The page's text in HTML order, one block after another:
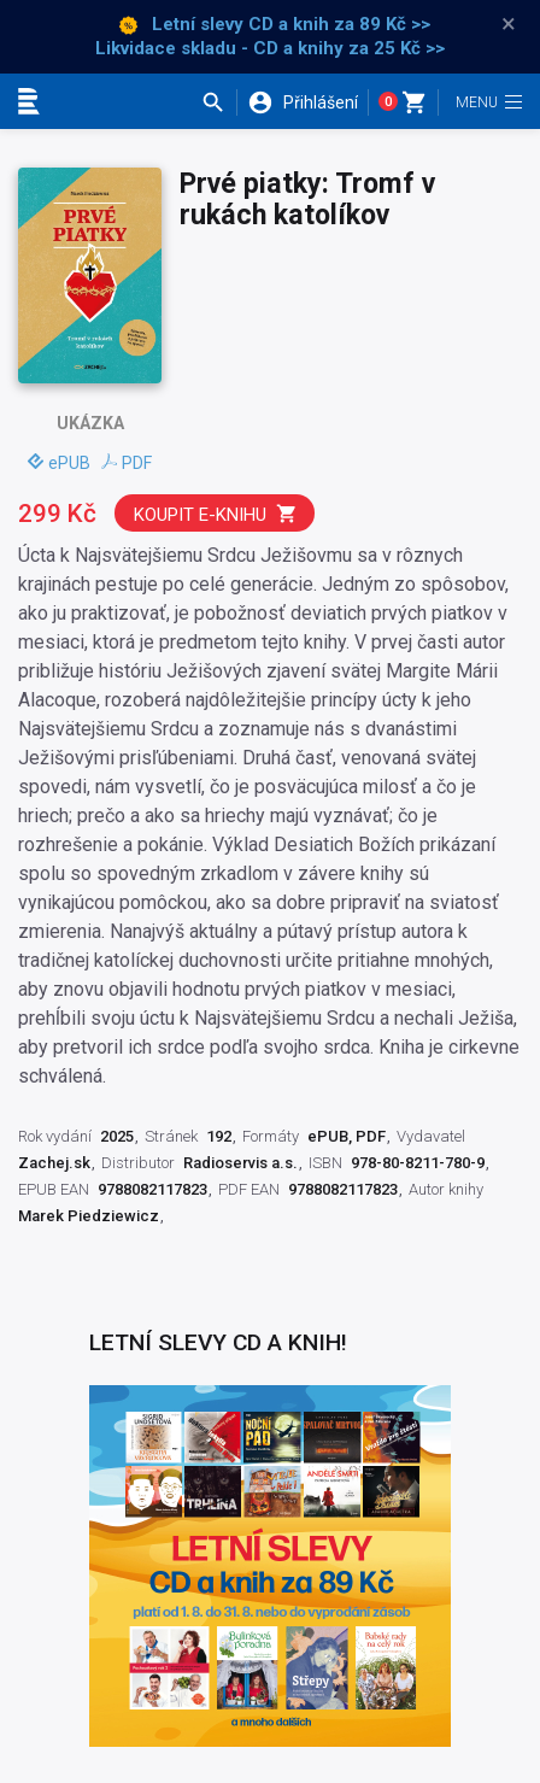
Letní slevy CD a knih za 89 Kč >>
Likvidace skladu - CD a knihy za 25 Kč >>
×
Přihlášení 0
UKÁZKA
ePUB PDF
Prvé piatky: Tromf v
rukách katolíkov
Úcta k Najsvätejšiemu Srdcu Ježišovmu sa v rôznych
krajinách pestuje po celé generácie. Jedným zo spôsobov,
ako ju praktizovať, je pobožnosť deviatich prvých piatkov v
mesiaci, ktorá je predmetom tejto knihy. V prvej časti autor
približuje históriu Ježišových zjavení svätej Margite Márii
Alacoque, rozoberá najdôležitejšie princípy úcty k jeho
Najsvätejšiemu Srdcu a zoznamuje nás s dvanástimi
Ježišovými prisľúbeniami. Druhá časť, venovaná svätej
spovedi, nám vysvetlí, čo je posväcujúca milosť a čo je
hriech; prečo a ako sa hriechy majú vyznávať; čo je
rozhrešenie a pokánie. Výklad Desiatich Božích prikázaní
spolu so spovedným zrkadlom v závere knihy sú
vynikajúcou pomôckou, ako sa dobre pripraviť na sviatosť
zmierenia. Nanajvýš aktuálny a pútavý prístup autora k
tradičnej katolíckej duchovnosti určite pritiahne mnohých,
aby znovu objavili hodnotu prvých piatkov v mesiaci,
prehĺbili svoju úctu k Najsvätejšiemu Srdcu a nechali Ježiša,
aby pretvoril ich srdce podľa svojho srdca. Kniha je cirkevne
schválená.
299 Kč KOUPIT E-KNIHU
Rok vydání 2025 Stránek 192 Formáty ePUB, PDF Vydavatel
Zachej.sk
Distributor Radioservis a.s. ISBN 978-80-8211-780-9
EPUB EAN 9788082117823 PDF EAN 9788082117823 Autor knihy
Marek Piedziewicz
LETNÍ SLEVY CD A KNIH!